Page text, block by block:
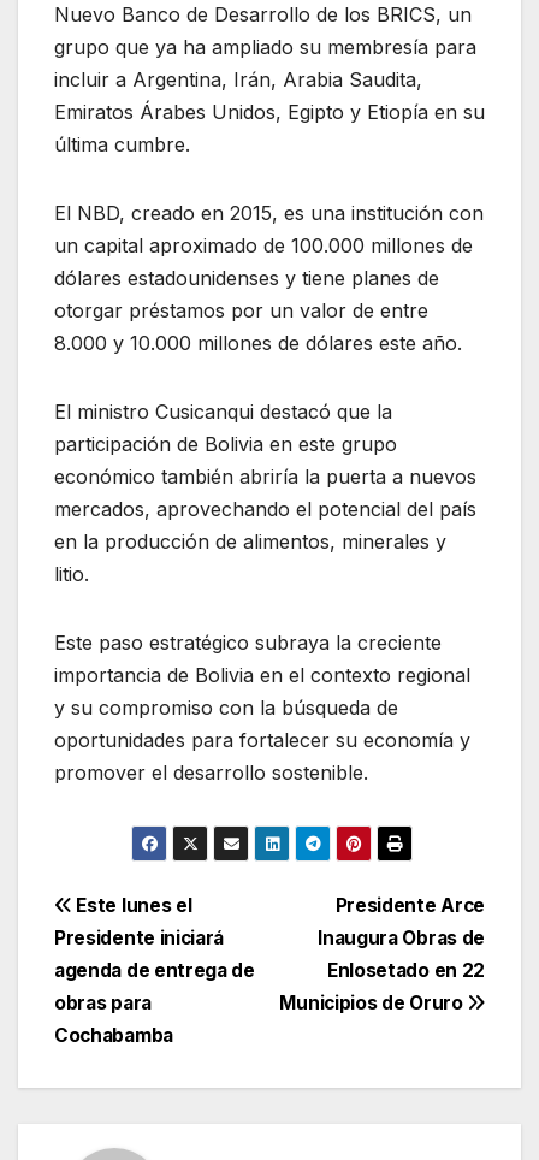
Nuevo Banco de Desarrollo de los BRICS, un
grupo que ya ha ampliado su membresía para
incluir a Argentina, Irán, Arabia Saudita,
Emiratos Árabes Unidos, Egipto y Etiopía en su
última cumbre.
El NBD, creado en 2015, es una institución con
un capital aproximado de 100.000 millones de
dólares estadounidenses y tiene planes de
otorgar préstamos por un valor de entre
8.000 y 10.000 millones de dólares este año.
El ministro Cusicanqui destacó que la
participación de Bolivia en este grupo
económico también abriría la puerta a nuevos
mercados, aprovechando el potencial del país
en la producción de alimentos, minerales y
litio.
Este paso estratégico subraya la creciente
importancia de Bolivia en el contexto regional
y su compromiso con la búsqueda de
oportunidades para fortalecer su economía y
promover el desarrollo sostenible.
Navegación
de
entradas
Presidente Arce
Inaugura Obras de
Enlosetado en 22
Municipios de Oruro
Este lunes el
Presidente iniciará
agenda de entrega de
obras para
Cochabamba